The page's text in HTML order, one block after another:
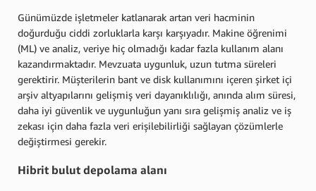
Günümüzde işletmeler katlanarak artan veri hacminin
doğurduğu ciddi zorluklarla karşı karşıyadır. Makine öğrenimi
(ML) ve analiz, veriye hiç olmadığı kadar fazla kullanım alanı
kazandırmaktadır. Mevzuata uygunluk, uzun tutma süreleri
gerektirir. Müşterilerin bant ve disk kullanımını içeren şirket içi
arşiv altyapılarını gelişmiş veri dayanıklılığı, anında alım süresi,
daha iyi güvenlik ve uygunluğun yanı sıra gelişmiş analiz ve iş
zekası için daha fazla veri erişilebilirliği sağlayan çözümlerle
değiştirmesi gerekir.
Hibrit bulut depolama alanı